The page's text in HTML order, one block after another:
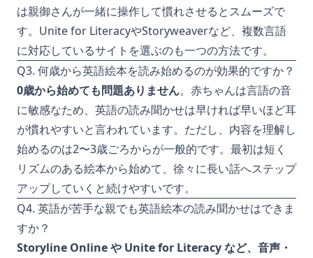
は親御さんが一緒に操作して慣れさせるとスムーズで
す。Unite for LiteracyやStoryweaverなど、複数言語
に対応しているサイトを選ぶのも一つの方法です。
Q3. 何歳から英語絵本を読み始めるのが効果的ですか？
0歳から始めても問題ありません。赤ちゃんは言語の音
に敏感なため、英語の読み聞かせは早ければ早いほど耳
が慣れやすいと言われています。ただし、内容を理解し
始めるのは2〜3歳ごろからが一般的です。最初は短く
リズムのある絵本から始めて、徐々に長い話へステップ
アップしていくと続けやすいです。
Q4. 英語が苦手な親でも英語絵本の読み聞かせはできま
すか？
Storyline Online や Unite for Literacy など、音声・